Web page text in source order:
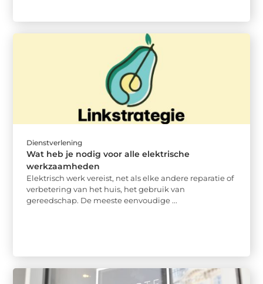
Dienstverlening
Wat heb je nodig voor alle elektrische
werkzaamheden
Elektrisch werk vereist, net als elke andere reparatie of
verbetering van het huis, het gebruik van
gereedschap. De meeste eenvoudige ...